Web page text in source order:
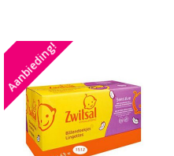
Aanbieding!